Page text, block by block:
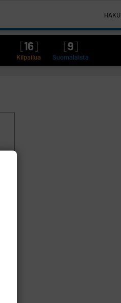
HAKU
16 9
Kilpailua Suomalaista